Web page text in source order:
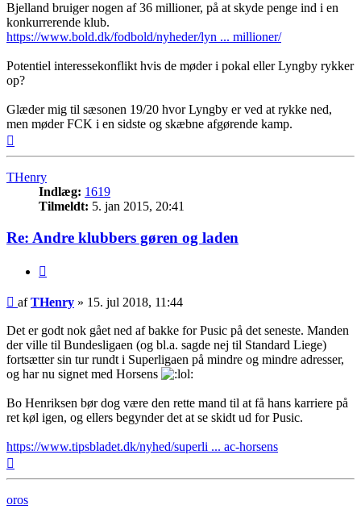
Bjelland bruiger nogen af 36 millioner, på at skyde penge ind i en
konkurrerende klub.
https://www.bold.dk/fodbold/nyheder/lyn ... millioner/
Potentiel interessekonflikt hvis de møder i pokal eller Lyngby rykker
op?
Glæder mig til sæsonen 19/20 hvor Lyngby er ved at rykke ned,
men møder FCK i en sidste og skæbne afgørende kamp.
THenry
Indlæg: 1619
Tilmeldt: 5. jan 2015, 20:41
Re: Andre klubbers gøren og laden
Indlæg
afTHenry » 15. jul 2018, 11:44
Det er godt nok gået ned af bakke for Pusic på det seneste. Manden
der ville til Bundesligaen (og bl.a. sagde nej til Standard Liege)
fortsætter sin tur rundt i Superligaen på mindre og mindre adresser,
og har nu signet med Horsens
Bo Henriksen bør dog være den rette mand til at få hans karriere på
ret køl igen, og ellers begynder det at se skidt ud for Pusic.
https://www.tipsbladet.dk/nyhed/superli ... ac-horsens
oros